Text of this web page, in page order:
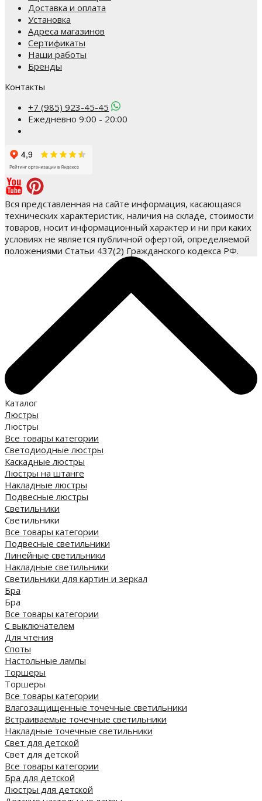
Доставка и оплата
Установка
Адреса магазинов
Сертификаты
Наши работы
Бренды
Контакты
+7 (985) 923-45-45
Ежедневно 9:00 - 20:00
Вся представленная на сайте информация, касающаяся
технических характеристик, наличия на складе, стоимости
товаров, носит информационный характер и ни при каких
условиях не является публичной офертой, определяемой
положениями Статьи 437(2) Гражданского кодекса РФ.
Каталог
Люстры
Люстры
Все товары категории
Светодиодные люстры
Каскадные люстры
Люстры на штанге
Накладные люстры
Подвесные люстры
Светильники
Светильники
Все товары категории
Подвесные светильники
Линейные светильники
Накладные светильники
Светильники для картин и зеркал
Бра
Бра
Все товары категории
С выключателем
Для чтения
Споты
Настольные лампы
Торшеры
Торшеры
Все товары категории
Влагозащищенные точечные светильники
Встраиваемые точечные светильники
Накладные точечные светильники
Свет для детской
Свет для детской
Все товары категории
Бра для детской
Люстры для детской